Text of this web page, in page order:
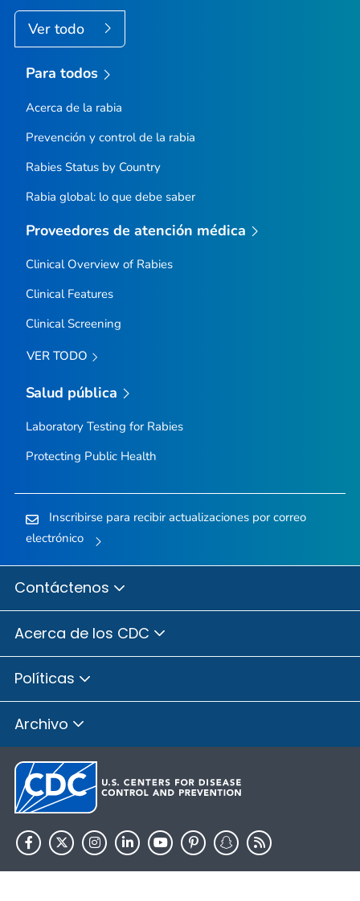
Ver todo
Para todos
Acerca de la rabia
Prevención y control de la rabia
Rabies Status by Country
Rabia global: lo que debe saber
Proveedores de atención médica
Clinical Overview of Rabies
Clinical Features
Clinical Screening
VER TODO
Salud pública
Laboratory Testing for Rabies
Protecting Public Health
Inscribirse para recibir actualizaciones por correo
electrónico
Contáctenos
Acerca de los CDC
Políticas
Archivo